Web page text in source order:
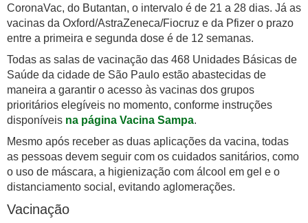
CoronaVac, do Butantan, o intervalo é de 21 a 28 dias. Já as
vacinas da Oxford/AstraZeneca/Fiocruz e da Pfizer o prazo
entre a primeira e segunda dose é de 12 semanas.
Todas as salas de vacinação das 468 Unidades Básicas de
Saúde da cidade de São Paulo estão abastecidas de
maneira a garantir o acesso às vacinas dos grupos
prioritários elegíveis no momento, conforme instruções
disponíveis na página Vacina Sampa.
Mesmo após receber as duas aplicações da vacina, todas
as pessoas devem seguir com os cuidados sanitários, como
o uso de máscara, a higienização com álcool em gel e o
distanciamento social, evitando aglomerações.
Vacinação